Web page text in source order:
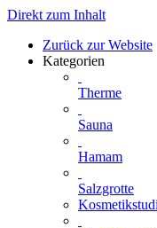
Direkt zum Inhalt
Zurück zur Website
Kategorien
Therme
Sauna
Hamam
Salzgrotte